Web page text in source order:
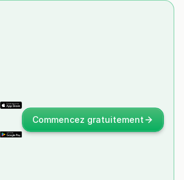
Commencez gratuitement